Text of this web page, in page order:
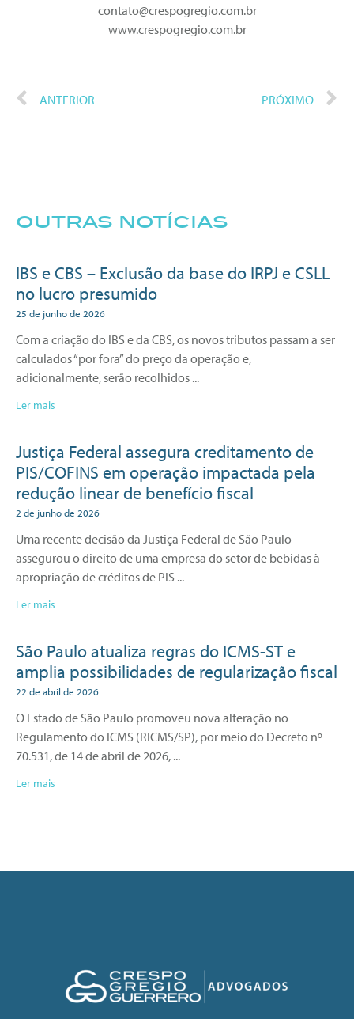
contato@crespogregio.com.br
www.crespogregio.com.br
ANTERIOR PRÓXIMO
outras notícias
IBS e CBS – Exclusão da base do IRPJ e CSLL
no lucro presumido
25 de junho de 2026
Com a criação do IBS e da CBS, os novos tributos passam a ser
calculados “por fora” do preço da operação e,
adicionalmente, serão recolhidos
Ler mais
Justiça Federal assegura creditamento de
PIS/COFINS em operação impactada pela
redução linear de benefício fiscal
2 de junho de 2026
Uma recente decisão da Justiça Federal de São Paulo
assegurou o direito de uma empresa do setor de bebidas à
apropriação de créditos de PIS
Ler mais
São Paulo atualiza regras do ICMS-ST e
amplia possibilidades de regularização fiscal
22 de abril de 2026
O Estado de São Paulo promoveu nova alteração no
Regulamento do ICMS (RICMS/SP), por meio do Decreto nº
70.531, de 14 de abril de 2026,
Ler mais